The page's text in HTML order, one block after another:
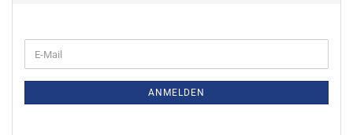
ZUR
E-
Mail
ANMELDEN